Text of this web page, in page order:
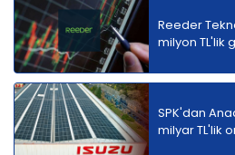
Reeder
milyon TL'lik
SPK'dan
milyar TL'lik